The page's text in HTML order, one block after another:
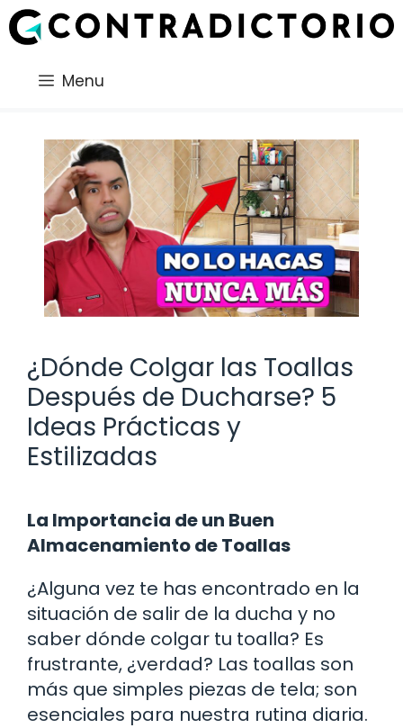
Saltar
al
Menu
¿Dónde Colgar las Toallas
Después de Ducharse? 5
Ideas Prácticas y
Estilizadas
La Importancia de un Buen
Almacenamiento de Toallas
¿Alguna vez te has encontrado en la
situación de salir de la ducha y no
saber dónde colgar tu toalla? Es
frustrante, ¿verdad? Las toallas son
más que simples piezas de tela; son
esenciales para nuestra rutina diaria.